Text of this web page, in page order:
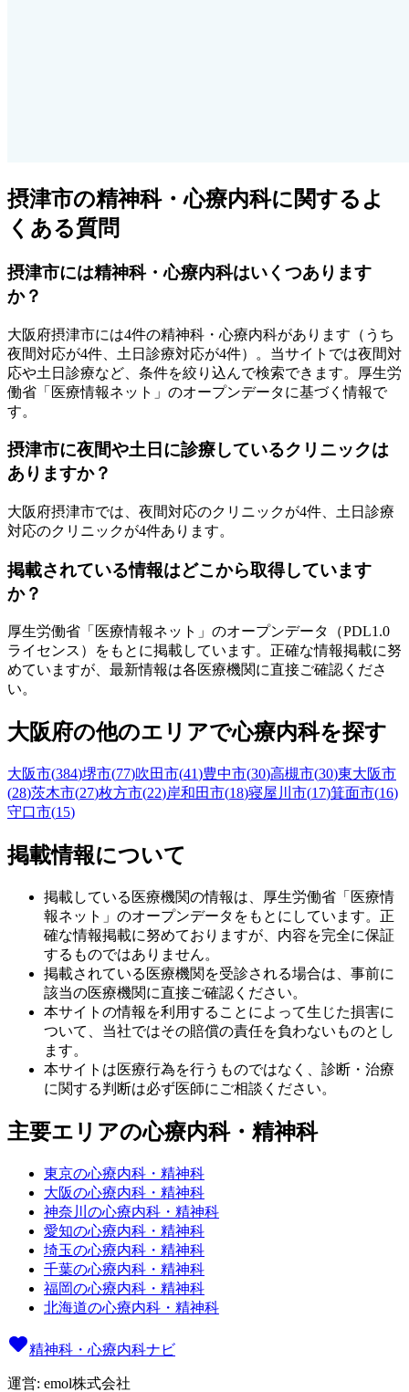
摂津市の精神科・心療内科に関するよ
くある質問
摂津市には精神科・心療内科はいくつあります
か？
大阪府摂津市には4件の精神科・心療内科があります （うち
夜間対応が4件、土日診療対応が4件）
。当サイトでは夜間対
応や土日診療など、条件を絞り込んで検索できます。厚生労
働省「医療情報ネット」のオープンデータに基づく情報で
す。
摂津市に夜間や土日に診療しているクリニックは
ありますか？
大阪府摂津市では、夜間対応のクリニックが4件、土日診療
対応のクリニックが4件あります。
掲載されている情報はどこから取得しています
か？
厚生労働省「医療情報ネット」のオープンデータ（PDL1.0
ライセンス）をもとに掲載しています。正確な情報掲載に努
めていますが、最新情報は各医療機関に直接ご確認くださ
い。
大阪府の他のエリアで心療内科を探す
大阪市(384)堺市(77)吹田市(41)豊中市(30)高槻市(30)東大阪市
(28)茨木市(27)枚方市(22)岸和田市(18)寝屋川市(17)箕面市(16)
守口市(15)
掲載情報について
掲載している医療機関の情報は、厚生労働省「医療情
報ネット」のオープンデータをもとにしています。正
確な情報掲載に努めておりますが、内容を完全に保証
するものではありません。
掲載されている医療機関を受診される場合は、事前に
該当の医療機関に直接ご確認ください。
本サイトの情報を利用することによって生じた損害に
ついて、当社ではその賠償の責任を負わないものとし
ます。
本サイトは医療行為を行うものではなく、診断・治療
に関する判断は必ず医師にご相談ください。
主要エリアの心療内科・精神科
東京の心療内科・精神科
大阪の心療内科・精神科
神奈川の心療内科・精神科
愛知の心療内科・精神科
埼玉の心療内科・精神科
千葉の心療内科・精神科
福岡の心療内科・精神科
北海道の心療内科・精神科
精神科・心療内科ナビ
運営: emol株式会社